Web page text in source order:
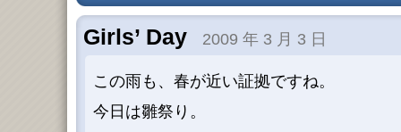
Girls’ Day 2009 年 3 月 3 日
この雨も、春が近い証拠ですね。
今日は雛祭り。